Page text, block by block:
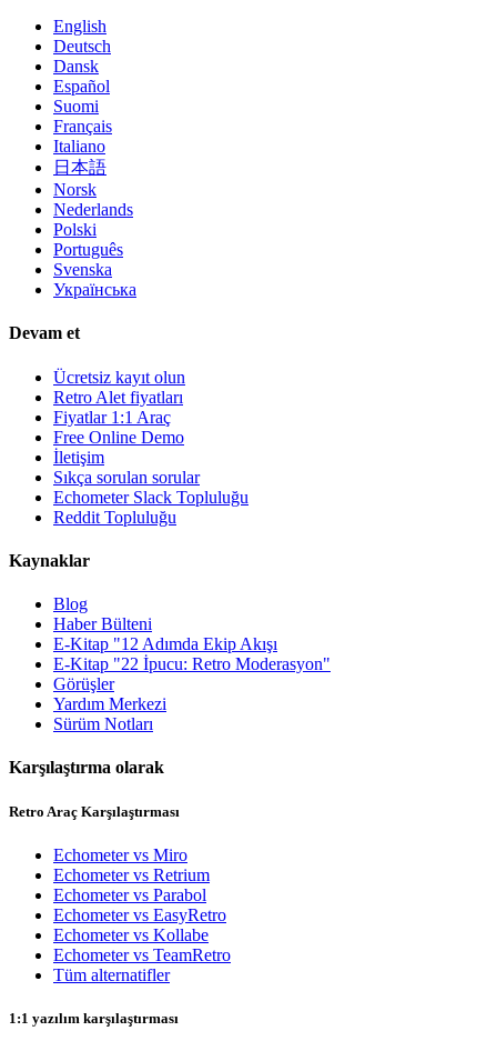
English
Deutsch
Dansk
Español
Suomi
Français
Italiano
日本語
Norsk
Nederlands
Polski
Português
Svenska
Українська
Devam et
Ücretsiz kayıt olun
Retro Alet fiyatları
Fiyatlar 1:1 Araç
Free Online Demo
İletişim
Sıkça sorulan sorular
Echometer Slack Topluluğu
Reddit Topluluğu
Kaynaklar
Blog
Haber Bülteni
E-Kitap "12 Adımda Ekip Akışı
E-Kitap "22 İpucu: Retro Moderasyon"
Görüşler
Yardım Merkezi
Sürüm Notları
Karşılaştırma olarak
Retro Araç Karşılaştırması
Echometer vs Miro
Echometer vs Retrium
Echometer vs Parabol
Echometer vs EasyRetro
Echometer vs Kollabe
Echometer vs TeamRetro
Tüm alternatifler
1:1 yazılım karşılaştırması